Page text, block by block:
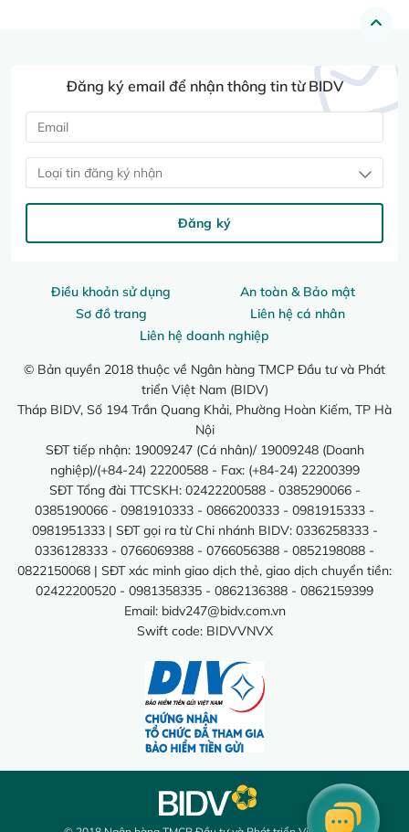
Điều khoản sử dụng
An toàn & Bảo mật
Sơ đồ trang
Liên hệ cá nhân
Liên hệ doanh nghiệp
© Bản quyền 2018 thuộc về Ngân hàng TMCP Đầu tư và Phát
triển Việt Nam (BIDV)
Tháp BIDV, Số 194 Trần Quang Khải, Phường Hoàn Kiếm, TP Hà
Nội
SĐT tiếp nhận: 19009247 (Cá nhân)/ 19009248 (Doanh
nghiệp)/(+84-24) 22200588 - Fax: (+84-24) 22200399
SĐT Tổng đài TTCSKH: 02422200588 - 0385290066 -
0385190066 - 0981910333 - 0866200333 - 0981915333 -
0981951333 | SĐT gọi ra từ Chi nhánh BIDV: 0336258333 -
0336128333 - 0766069388 - 0766056388 - 0852198088 -
0822150068 | SĐT xác minh giao dịch thẻ, giao dịch chuyển tiền:
02422200520 - 0981358335 - 0862136388 - 0862159399
Email: bidv247@bidv.com.vn
Swift code: BIDVVNVX
Đăng ký email để nhận thông tin từ BIDV
Loại tin đăng ký nhận
Đăng ký